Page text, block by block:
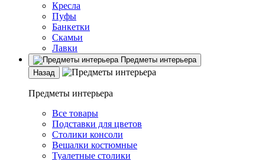
Кресла
Пуфы
Банкетки
Скамьи
Лавки
Предметы интерьера
Назад
Предметы интерьера
Все товары
Подставки для цветов
Столики консоли
Вешалки костюмные
Туалетные столики